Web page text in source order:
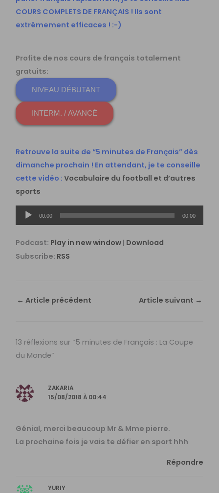
COURS COMPLETS DE FRANÇAIS ! Ils sont
extrêmement efficaces ! :-)
Profite de nos cours de français totalement
gratuits:
NIVEAU DÉBUTANT
INTERM. / AVANCÉ
Retrouve la suite de “5 minutes de Français” dès
dimanche prochain ! En attendant, je te conseille
cette vidéo : Vocabulaire du football et d’autres
sports
Lecteur
audio
00:00 00:00
Podcast: Play in new window | Download
Subscribe: RSS
← Article précédent Article suivant →
13 réflexions sur “5 minutes de Français : La Coupe
du Monde”
ZAKARIA
15/08/2018 À 00:44
Génial, merci beaucoup Mr & Mme pierre.
La prochaine fois je vais te défier en sport hhh
Répondre
YURIY